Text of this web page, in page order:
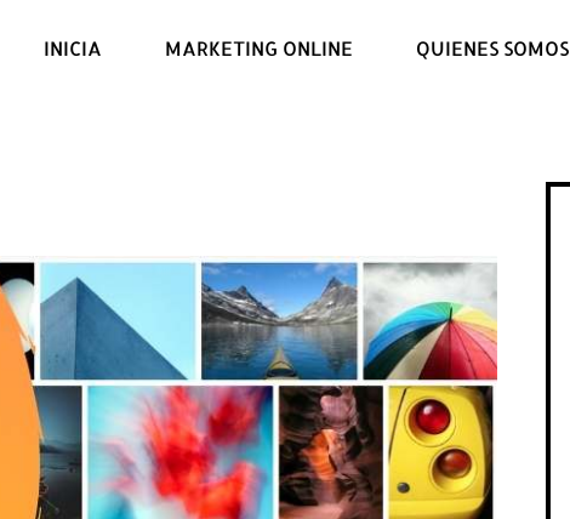
INICIA MARKETING ONLINE QUIENES SOMOS